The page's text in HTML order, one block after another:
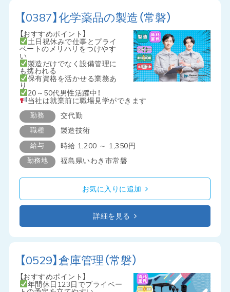
【0387】化学薬品の製造（常磐）
【おすすめポイント】
土日祝休みで仕事とプライ
ベートのメリハリをつけやす
い
製造だけでなく設備管理に
も携われる
保有資格を活かせる業務あ
り
20～50代男性活躍中！
当社は就業前に職場見学ができます
勤務 交代勤
職種 製造技術
給与 時給 1,200 ～ 1,350円
勤務地 福島県いわき市常磐
お気に入りに追加
詳細を見る
【0529】倉庫管理（常磐）
【おすすめポイント】
年間休日123日でプライベー